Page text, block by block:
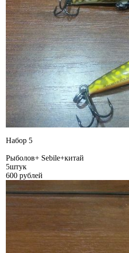
Набор 5
Рыболов+ Sebile+китай
5штук
600 рублей